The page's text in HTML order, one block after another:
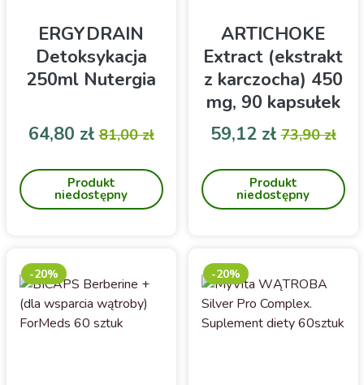
ERGYDRAIN
Detoksykacja
250ml Nutergia
procesu redukcji wagi
Cena
64,80 złCena podstawowa
81,00 zł
Produkt
niedostępny
ARTICHOKE
Extract (ekstrakt
z karczocha) 450
mg, 90 kapsułek
NOW FOODS
trawiennego
Cena
59,12 złCena
73,90 zł
Produkt
niedostępny
-20% -20%